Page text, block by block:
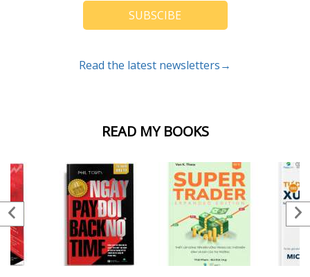
READ MY BOOKS
SUBSCIBE
Read the latest newsletters→